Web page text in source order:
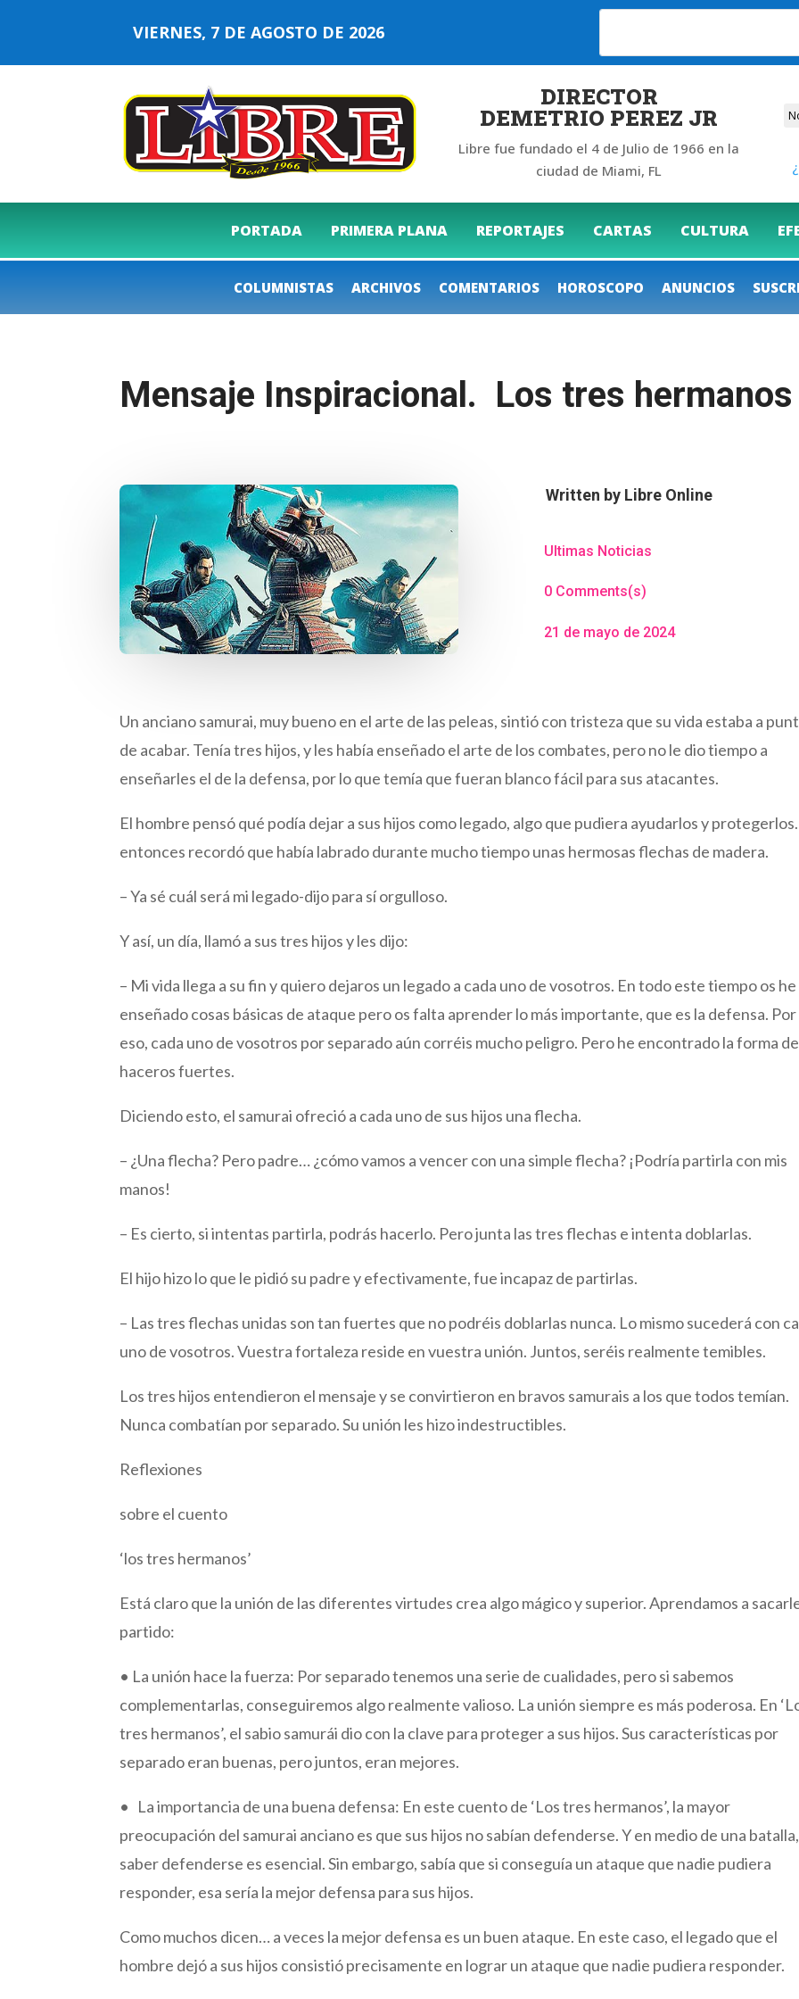
VIERNES, 7 DE AGOSTO DE 2026
DIRECTOR
DEMETRIO PEREZ JR
Libre fue fundado el 4 de Julio de 1966 en la
ciudad de Miami, FL
PORTADA PRIMERA PLANA REPORTAJES CARTAS CULTURA
COLUMNISTAS ARCHIVOS COMENTARIOS HOROSCOPO ANUNCIOS
Mensaje Inspiracional. Los tres hermanos
Written by Libre Online
Ultimas Noticias
0 Comments(s)
21 de mayo de 2024
Un anciano samurai, muy bueno en el arte de las peleas, sintió con tristeza que su vida estaba a
de acabar. Tenía tres hijos, y les había enseñado el arte de los combates, pero no le dio tiempo a
enseñarles el de la defensa, por lo que temía que fueran blanco fácil para sus atacantes.
El hombre pensó qué podía dejar a sus hijos como legado, algo que pudiera ayudarlos y
entonces recordó que había labrado durante mucho tiempo unas hermosas flechas de madera.
– Ya sé cuál será mi legado-dijo para sí orgulloso.
Y así, un día, llamó a sus tres hijos y les dijo:
– Mi vida llega a su fin y quiero dejaros un legado a cada uno de vosotros. En todo este tiempo os he
enseñado cosas básicas de ataque pero os falta aprender lo más importante, que es la defensa. Por
eso, cada uno de vosotros por separado aún corréis mucho peligro. Pero he encontrado la forma de
haceros fuertes.
Diciendo esto, el samurai ofreció a cada uno de sus hijos una flecha.
– ¿Una flecha? Pero padre… ¿cómo vamos a vencer con una simple flecha? ¡Podría partirla con mis
manos!
– Es cierto, si intentas partirla, podrás hacerlo. Pero junta las tres flechas e intenta doblarlas.
El hijo hizo lo que le pidió su padre y efectivamente, fue incapaz de partirlas.
– Las tres flechas unidas son tan fuertes que no podréis doblarlas nunca. Lo mismo sucederá con
uno de vosotros. Vuestra fortaleza reside en vuestra unión. Juntos, seréis realmente temibles.
Los tres hijos entendieron el mensaje y se convirtieron en bravos samurais a los que todos temían.
Nunca combatían por separado. Su unión les hizo indestructibles.
Reflexiones
sobre el cuento
‘los tres hermanos’
Está claro que la unión de las diferentes virtudes crea algo mágico y superior. Aprendamos a
partido:
• La unión hace la fuerza: Por separado tenemos una serie de cualidades, pero si sabemos
complementarlas, conseguiremos algo realmente valioso. La unión siempre es más poderosa. En
tres hermanos’, el sabio samurái dio con la clave para proteger a sus hijos. Sus características por
separado eran buenas, pero juntos, eran mejores.
• La importancia de una buena defensa: En este cuento de ‘Los tres hermanos’, la mayor
preocupación del samurai anciano es que sus hijos no sabían defenderse. Y en medio de una batalla,
saber defenderse es esencial. Sin embargo, sabía que si conseguía un ataque que nadie pudiera
responder, esa sería la mejor defensa para sus hijos.
Como muchos dicen… a veces la mejor defensa es un buen ataque. En este caso, el legado que el
hombre dejó a sus hijos consistió precisamente en lograr un ataque que nadie pudiera responder.